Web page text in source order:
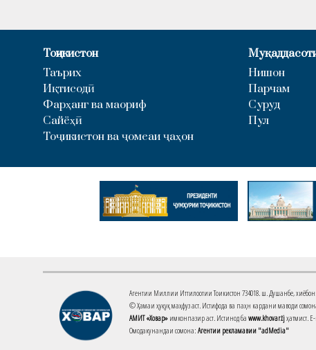
Тоҷикистон
Таърих
Иқтисодӣ
Фарҳанг ва маориф
Сайёҳӣ
Тоҷикистон ва ҷомеаи ҷаҳон
Нишон
Парчам
Суруд
Пул
Агентии Миллии Иттилоотии Тоҷикистон 734018. ш. Душанбе,
© Ҳамаи ҳуқуқ маҳфуз аст. Истифода ва паҳн кардани маводи
АМИТ «Ховар» имконпазир аст. Истинод ба www.khovar.tjҳатмист.
Омодакунандаи сомона: Агентии рекламавии "adMedia"